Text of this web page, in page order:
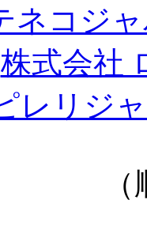
ネコジ
株式会社
レリジ